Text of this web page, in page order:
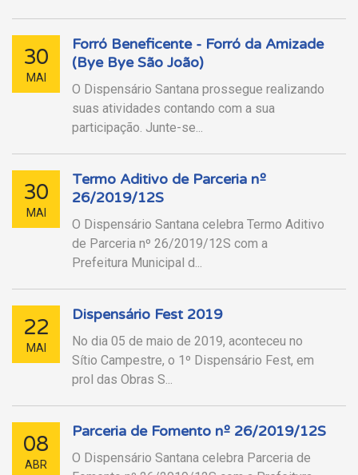
30
MAI
Forró Beneficente - Forró da Amizade
(Bye Bye São João)
O Dispensário Santana prossegue realizando
suas atividades contando com a sua
participação. Junte-se...
30
MAI
Termo Aditivo de Parceria nº
26/2019/12S
O Dispensário Santana celebra Termo Aditivo
de Parceria nº 26/2019/12S com a
Prefeitura Municipal d...
22
MAI
Dispensário Fest 2019
No dia 05 de maio de 2019, aconteceu no
Sítio Campestre, o 1º Dispensário Fest, em
prol das Obras S...
08
ABR
Parceria de Fomento nº 26/2019/12S
O Dispensário Santana celebra Parceria de